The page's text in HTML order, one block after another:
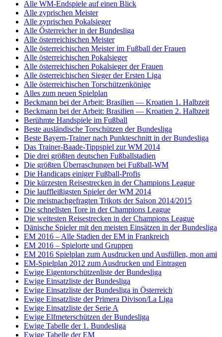
Alle WM-Endspiele auf einen Blick
Alle zyprischen Meister
Alle zyprischen Pokalsieger
Alle Österreicher in der Bundesliga
Alle österreichischen Meister
Alle österreichischen Meister im Fußball der Frauen
Alle österreichischen Pokalsieger
Alle österreichischen Pokalsieger der Frauen
Alle österreichischen Sieger der Ersten Liga
Alle österreichischen Torschützenkönige
Alles zum neuen Spielplan
Beckmann bei der Arbeit: Brasilien — Kroatien 1. Halbzeit
Beckmann bei der Arbeit: Brasilien — Kroatien 2. Halbzeit
Berühmte Handspiele im Fußball
Beste ausländische Torschützen der Bundesliga
Beste Bayern-Trainer nach Punkteschnitt in der Bundesliga
Das Trainer-Baade-Tippspiel zur WM 2014
Die drei größten deutschen Fußballstadien
Die größten Überraschungen bei Fußball-WM
Die Handicaps einiger Fußball-Profis
Die kürzesten Reisestrecken in der Champions League
Die lauffleißigsten Spieler der WM 2014
Die meistnachgefragten Trikots der Saison 2014/2015
Die schnellsten Tore in der Champions League
Die weitesten Reisestrecken in der Champions League
Dänische Spieler mit den meisten Einsätzen in der Bundesliga
EM 2016 – Alle Stadien der EM in Frankreich
EM 2016 – Spielorte und Gruppen
EM 2016 Spielplan zum Ausdrucken und Ausfüllen, mon ami
EM-Spielplan 2012 zum Ausdrucken und Eintragen
Ewige Eigentorschützenliste der Bundesliga
Ewige Einsatzliste der Bundesliga
Ewige Einsatzliste der Bundesliga in Österreich
Ewige Einsatzliste der Primera Divison/La Liga
Ewige Einsatzliste der Serie A
Ewige Elfmeterschützen der Bundesliga
Ewige Tabelle der 1. Bundesliga
Ewige Tabelle der EM